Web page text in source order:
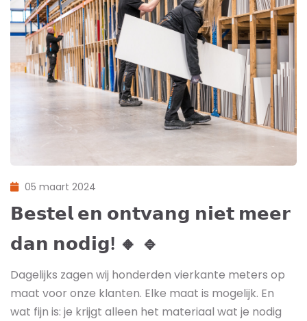
05 maart 2024
𝗕𝗲𝘀𝘁𝗲𝗹 𝗲𝗻 𝗼𝗻𝘁𝘃𝗮𝗻𝗴 𝗻𝗶𝗲𝘁 𝗺𝗲𝗲𝗿
𝗱𝗮𝗻 𝗻𝗼𝗱𝗶𝗴! 🔸 🔹
Dagelijks zagen wij honderden vierkante meters op
maat voor onze klanten. Elke maat is mogelijk. En
wat fijn is: je krijgt alleen het materiaal wat je nodig